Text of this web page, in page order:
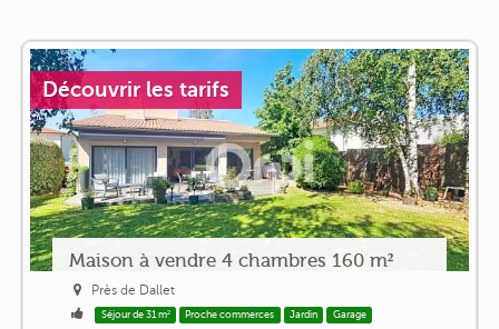
Découvrir les tarifs
Maison à vendre 4 chambres 160 m²
Près de Dallet
Séjour de 31 m² Proche commerces Jardin Garage